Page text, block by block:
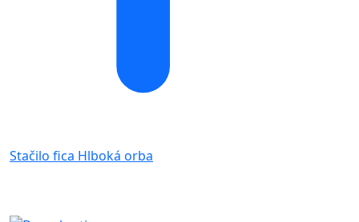
Stačilo fica Hlboká orba